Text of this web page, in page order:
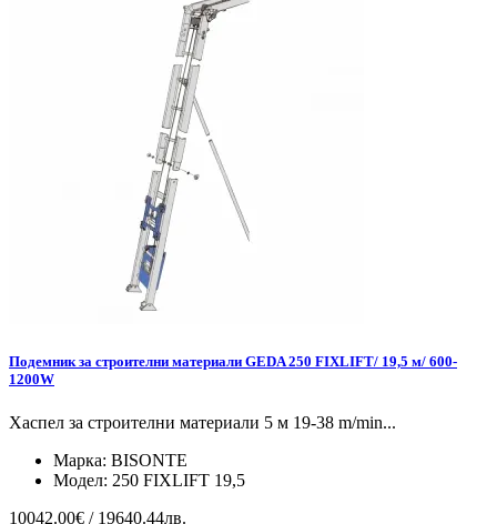
Подемник за строителни материали GEDA 250 FIXLIFT/ 19,5 м/ 600-
1200W
Хаспел за строителни материали 5 м 19-38 m/min...
Марка: BISONTE
Модел: 250 FIXLIFT 19,5
10042.00€ / 19640.44лв.